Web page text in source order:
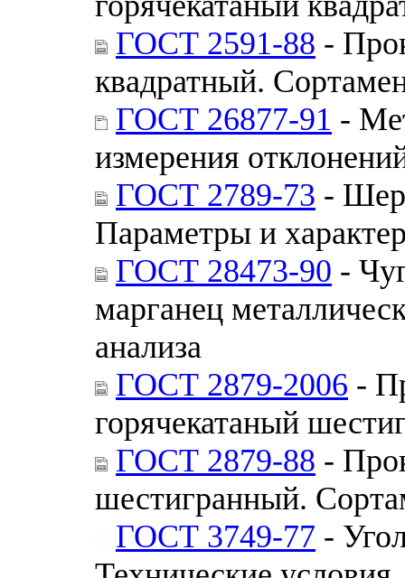
ГОСТ 2591-88 -
квадратный.
ГОСТ 26877-91 -
измерения
ГОСТ 2789-73 -
Параметры и
ГОСТ 28473-90 -
марганец
анализа
ГОСТ 2879-2006 -
горячекатаный
ГОСТ 2879-88 -
шестигранный.
ГОСТ 3749-77 -